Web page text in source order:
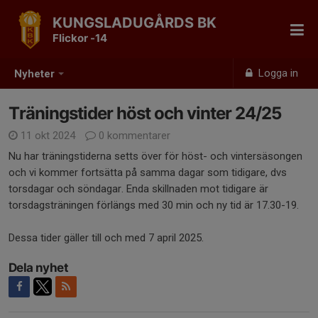
Nyheter Logga in
KUNGSLADUGÅRDS BK
Flickor -14
Träningstider höst och vinter 24/25
11 okt 2024
0 kommentarer
Nu har träningstiderna setts över för höst- och vintersäsongen
och vi kommer fortsätta på samma dagar som tidigare, dvs
torsdagar och söndagar. Enda skillnaden mot tidigare är
torsdagsträningen förlängs med 30 min och ny tid är 17.30-19.
Dessa tider gäller till och med 7 april 2025.
Dela nyhet